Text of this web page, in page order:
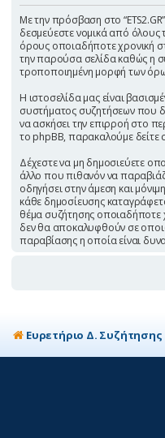
Με την πρόσβαση στο
δεσμεύεστε νομικά από όλους
όρους οποιαδήποτε χρονική
την παρούσα σελίδα καθώς η
τροποποιημένη μορφή των
Η ιστοσελίδα μας είναι
συστήματος συζητήσεων που
να ασκήσει την επιρροή στο
το phpBB, παρακαλούμε δείτε
Δέχεστε να μη δημοσιεύετε
άλλο που πιθανόν να
οδηγήσει στην άμεση και
κάθε δημοσίευσης
θέμα συζήτησης οποιαδήποτε
δεν θα αποκαλυφθούν σε
παραβίασης η οποία είναι
Ευρετήριο Δ. Συζήτησης